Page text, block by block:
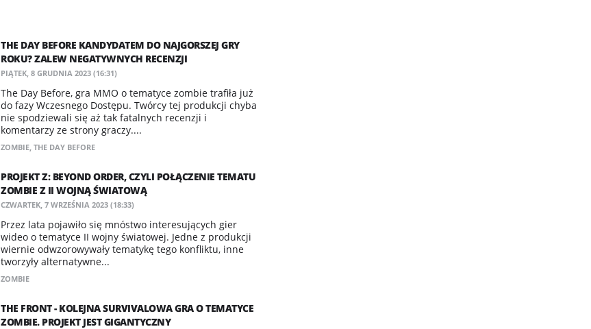
THE DAY BEFORE KANDYDATEM DO NAJGORSZEJ GRY
ROKU? ZALEW NEGATYWNYCH RECENZJI
PIĄTEK, 8 GRUDNIA 2023 (16:31)
The Day Before, gra MMO o tematyce zombie trafiła już
do fazy Wczesnego Dostępu. Twórcy tej produkcji chyba
nie spodziewali się aż tak fatalnych recenzji i
komentarzy ze strony graczy....
ZOMBIE, THE DAY BEFORE
PROJEKT Z: BEYOND ORDER, CZYLI POŁĄCZENIE TEMATU
ZOMBIE Z II WOJNĄ ŚWIATOWĄ
CZWARTEK, 7 WRZEŚNIA 2023 (18:33)
Przez lata pojawiło się mnóstwo interesujących gier
wideo o tematyce II wojny światowej. Jedne z produkcji
wiernie odwzorowywały tematykę tego konfliktu, inne
tworzyły alternatywne...
ZOMBIE
​THE FRONT - KOLEJNA SURVIVALOWA GRA O TEMATYCE
ZOMBIE. PROJEKT JEST GIGANTYCZNY